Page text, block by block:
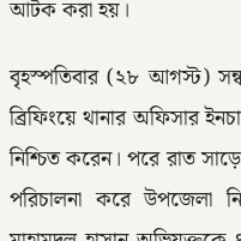
আটক করা হয়।
বৃহস্পতিবার (২৮ আগস্ট)
ব্রিফিংয়ে থানার অফিসার
নিশ্চিত করেন। পরে রাত
পরিচালনা করে উপজেলা